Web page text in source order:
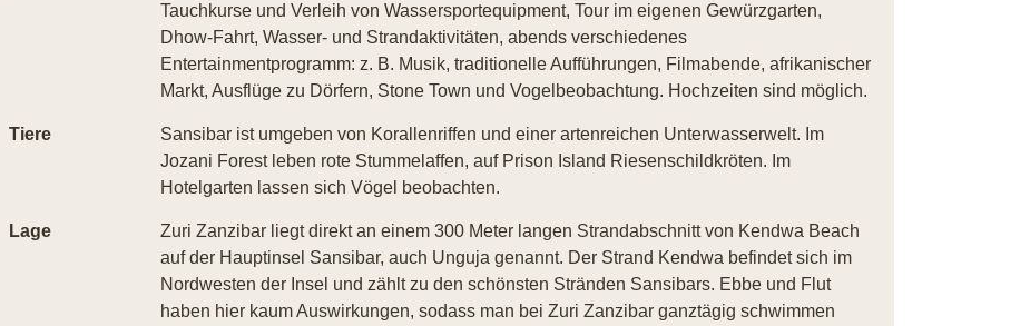
Tauchkurse und Verleih von Wassersportequipment, Tour im eigenen Gewürzgarten,
Dhow-Fahrt, Wasser- und Strandaktivitäten, abends verschiedenes
Entertainmentprogramm: z. B. Musik, traditionelle Aufführungen, Filmabende, afrikanischer
Markt, Ausflüge zu Dörfern, Stone Town und Vogelbeobachtung. Hochzeiten sind möglich.
Tiere
Sansibar ist umgeben von Korallenriffen und einer artenreichen Unterwasserwelt. Im
Jozani Forest leben rote Stummelaffen, auf Prison Island Riesenschildkröten. Im
Hotelgarten lassen sich Vögel beobachten.
Lage
Zuri Zanzibar liegt direkt an einem 300 Meter langen Strandabschnitt von Kendwa Beach
auf der Hauptinsel Sansibar, auch Unguja genannt. Der Strand Kendwa befindet sich im
Nordwesten der Insel und zählt zu den schönsten Stränden Sansibars. Ebbe und Flut
haben hier kaum Auswirkungen, sodass man bei Zuri Zanzibar ganztägig schwimmen